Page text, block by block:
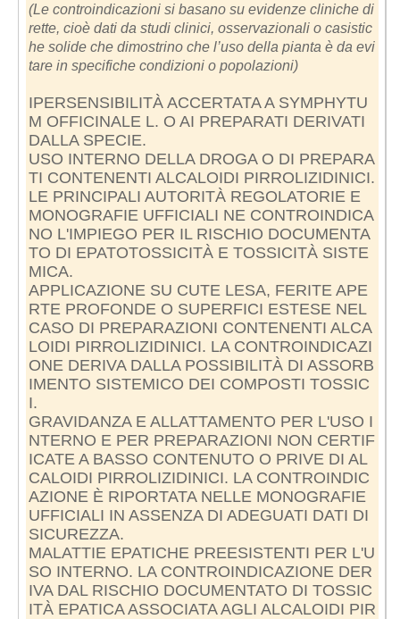
(Le controindicazioni si basano su evidenze cliniche di
rette, cioè dati da studi clinici, osservazionali o casistic
he solide che dimostrino che l’uso della pianta è da evi
tare in specifiche condizioni o popolazioni)
IPERSENSIBILITÀ ACCERTATA A SYMPHYTU
M OFFICINALE L. O AI PREPARATI DERIVATI
DALLA SPECIE.
USO INTERNO DELLA DROGA O DI PREPARA
TI CONTENENTI ALCALOIDI PIRROLIZIDINICI.
LE PRINCIPALI AUTORITÀ REGOLATORIE E
MONOGRAFIE UFFICIALI NE CONTROINDICA
NO L'IMPIEGO PER IL RISCHIO DOCUMENTA
TO DI EPATOTOSSICITÀ E TOSSICITÀ SISTE
MICA.
APPLICAZIONE SU CUTE LESA, FERITE APE
RTE PROFONDE O SUPERFICI ESTESE NEL
CASO DI PREPARAZIONI CONTENENTI ALCA
LOIDI PIRROLIZIDINICI. LA CONTROINDICAZI
ONE DERIVA DALLA POSSIBILITÀ DI ASSORB
IMENTO SISTEMICO DEI COMPOSTI TOSSIC
I.
GRAVIDANZA E ALLATTAMENTO PER L'USO I
NTERNO E PER PREPARAZIONI NON CERTIF
ICATE A BASSO CONTENUTO O PRIVE DI AL
CALOIDI PIRROLIZIDINICI. LA CONTROINDIC
AZIONE È RIPORTATA NELLE MONOGRAFIE
UFFICIALI IN ASSENZA DI ADEGUATI DATI DI
SICUREZZA.
MALATTIE EPATICHE PREESISTENTI PER L'U
SO INTERNO. LA CONTROINDICAZIONE DER
IVA DAL RISCHIO DOCUMENTATO DI TOSSIC
ITÀ EPATICA ASSOCIATA AGLI ALCALOIDI PIR